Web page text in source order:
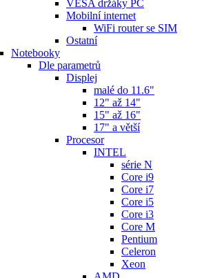
VESA držáky PC
Mobilní internet
WiFi router se SIM
Ostatní
Notebooky
Dle parametrů
Displej
malé do 11.6"
12" až 14"
15" až 16"
17" a větší
Procesor
INTEL
série N
Core i9
Core i7
Core i5
Core i3
Core M
Pentium
Celeron
Xeon